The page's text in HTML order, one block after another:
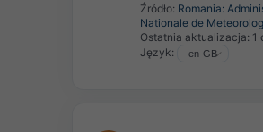
Źródło: Romania:
Nationale de
Ostatnia aktualizacja: 1
Język: